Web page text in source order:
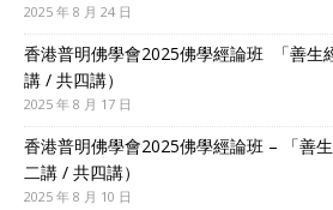
2025 年 8 月 24 日
香港普明佛學會2025佛學經論班 「善生
講 / 共四講）
2025 年 8 月 17 日
香港普明佛學會2025佛學經論班 – 「善
二講 / 共四講）
2025 年 8 月 10 日